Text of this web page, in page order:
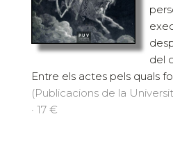
del
Entre els actes pels quals
(Publicacions de la
· 17 €